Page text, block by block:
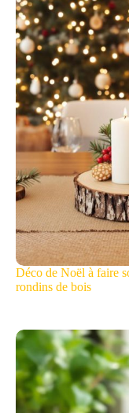
Déco de Noël à faire
rondins de bois